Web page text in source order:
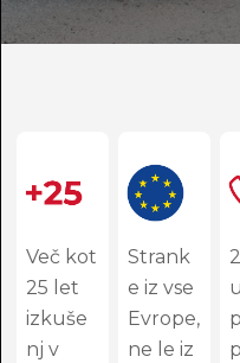
Več kot
25 let
izkuše
nj v
Strank
e iz vse
Evrope,
ne le iz